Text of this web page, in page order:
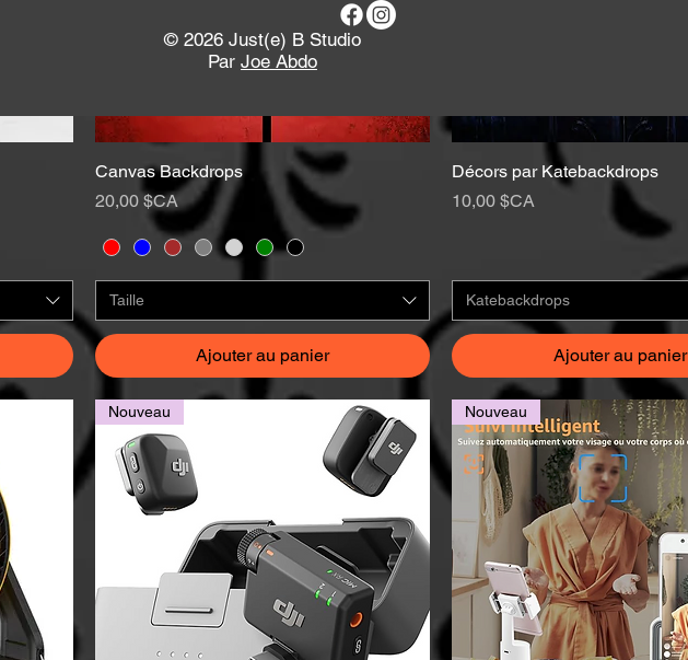
Aperçu rapide
Canvas Backdrops
Prix
20,00 $CA
Taille
Ajouter au panier
Aperçu rapide
Décors par Katebackdrops
Prix
10,00 $CA
Katebackdrops
Ajouter au panier
Nouveau Nouveau
© 2026 Just(e) B Studio
Par Joe Abdo